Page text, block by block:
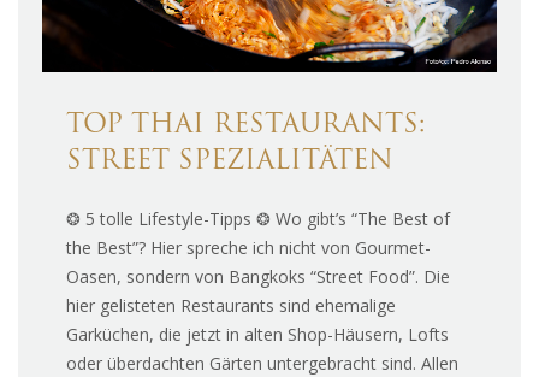
TOP THAI RESTAURANTS:
STREET SPEZIALITÄTEN
❂ 5 tolle Lifestyle-Tipps ❂ Wo gibt’s “The Best of
the Best”? Hier spreche ich nicht von Gourmet-
Oasen, sondern von Bangkoks “Street Food”. Die
hier gelisteten Restaurants sind ehemalige
Garküchen, die jetzt in alten Shop-Häusern, Lofts
oder überdachten Gärten untergebracht sind. Allen